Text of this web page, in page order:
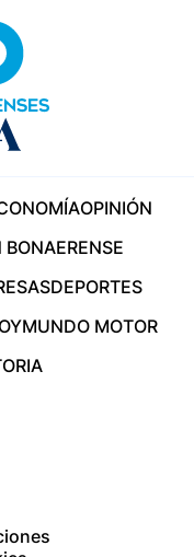
OPINIÓN
DEPORTES
MUNDO MOTOR